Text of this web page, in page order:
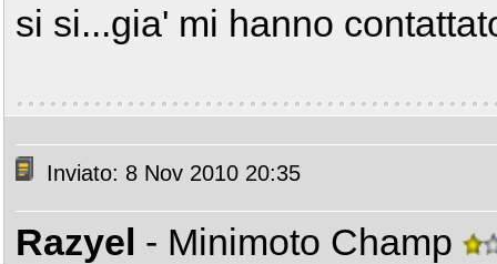
si si...gia' mi hanno
Inviato: 8 Nov 2010 20:35
Razyel - Minimoto Champ